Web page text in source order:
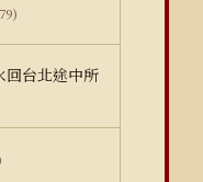
回台北途中所